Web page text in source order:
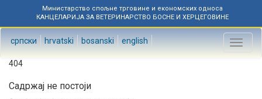
Министарство спољне трговине и економских односа
КАНЦЕЛАРИЈА ЗА ВЕТЕРИНАРСТВО БОСНЕ И ХЕРЦЕГОВИНЕ
српски hrvatski bosanski english
Toggle
404
Садржај не постоји